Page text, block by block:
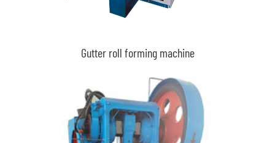
Gutter roll forming machine